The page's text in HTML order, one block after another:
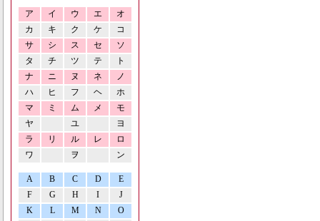
ア イ ウ エ
オ
カ
キ ク ケ
コ
サ
シ ス セ
ソ
タ
チ ツ テ
ト
ナ
ニ ヌ ネ
ノ
ハ
ヒ フ ヘ
ホ
マ
ミ ム メ
モ
ヤ
ユ
ヨ
ラ
リ ル レ
ロ
ワ
ヲ ン
A B C D
E
F
G H I
J
K
L M N O